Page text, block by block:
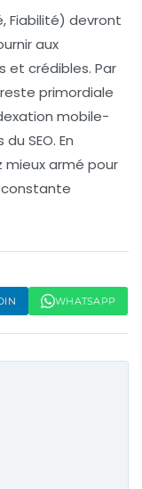
Fiabilité) devront
aux
et crédibles. Par
reste primordiale
mobile-
SEO. En
mieux armé pour
WHATSAPP